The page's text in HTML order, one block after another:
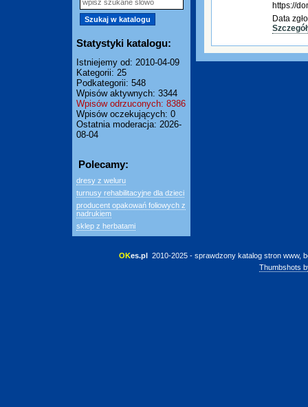
Statystyki katalogu:
Istniejemy od: 2010-04-09
Kategorii: 25
Podkategorii: 548
Wpisów aktywnych: 3344
Wpisów odrzuconych: 8386
Wpisów oczekujących: 0
Ostatnia moderacja: 2026-
08-04
Polecamy:
dresy z weluru
turnusy rehabilitacyjne dla dzieci
producent opakowań foliowych z
nadrukiem
sklep z herbatami
https://
Data
OKes.pl 2010-2025 - sprawdzony katalog stron www,
Thumbshots